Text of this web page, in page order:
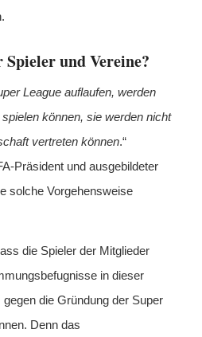
Spieler und Vereine?
League auflaufen, werden
können, sie werden nicht
vertreten können.“
Präsident und ausgebildeter
solche Vorgehensweise
die Spieler der Mitglieder
in dieser
die Gründung der Super
Denn das